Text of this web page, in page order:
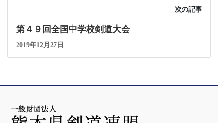
次の記事
第４９回全国中学校剣道大会
2019年12月27日